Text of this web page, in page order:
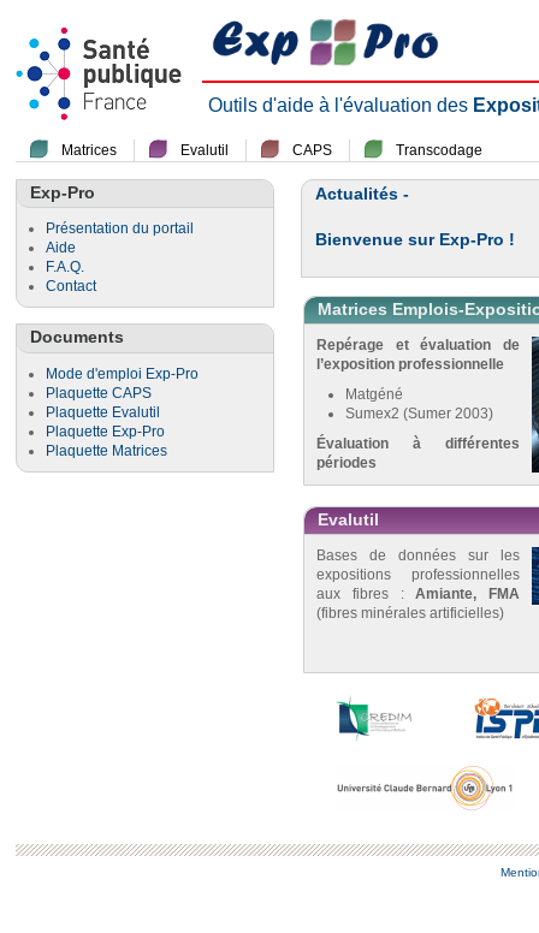
Outils d'aide à l'évaluation des
Matrices Evalutil CAPS Transcodage
Exp-Pro
Présentation du portail
Aide
F.A.Q.
Contact
Documents
Mode d'emploi Exp-Pro
Plaquette CAPS
Plaquette Evalutil
Plaquette Exp-Pro
Plaquette Matrices
Actualités -
Bienvenue sur Exp-Pro !
Matrices Emplois-
Repérage et évaluation de
l’exposition professionnelle
Matgéné
Sumex2 (Sumer 2003)
Évaluation à différentes
périodes
Evalutil
Bases de données sur les
expositions professionnelles
aux fibres :Amiante, FMA
(fibres minérales artificielles)